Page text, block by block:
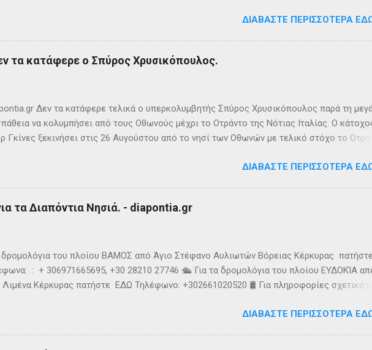
της ονομασία είναι Sazan ή Sazani και η ιταλική της Saseno. Έχει έκταση περίπου 6
από την αρχαιότητα. Ο Πολύβιος την αναφέρει σε ένα «επεισόδιο» του πολέμου
την αναφέρει πρώτο...
ΔΙΑΒΆΣΤΕ ΠΕΡΙΣΣΌΤΕΡΑ
τα κατάφερε ο Σπύρος Χρυσικόπουλος.
Δεν τα κατάφερε τελικά ο υπερκολυμβητής Σπύρος Χρυσικόπουλος παρά τη
να κολυμπήσει από τους Οθωνούς μέχρι το Οτράντο της Νότιας Ιταλίας. Ο
Γκίνες ξεκινήσει στις 26 Αυγούστου από το νησί των Οθωνών με τελικό στόχο το
Τη νύχτα ένα κοπάδι μεδουσών τον έβαλε στόχο, η θάλασσα αγρίεψε και οι
τη προσπάθεια. 👉 Ακολουθήστε μας στο Instagram 👉 Ακολουθήστε μας στο
ΔΙΑΒΆΣΤΕ ΠΕΡΙΣΣΌΤΕΡΑ
τα Διαπόντια Νησιά. - diapontia.gr
του πλοίου ΒΑΜΟΣ από Άγιο Στέφανο Αυλιωτών Βόρειας Κέρκυρας πατήστε
: + 306971665695, +30 28210 27746 🛳️ Για τα δρομολόγια του πλοίου ΕΥΔΟΚΊΑ
Λιμένα Κέρκυρας πατήστε ΕΔΩ Τηλέφωνο: +302661020520 🛢️ Για πληροφορίες σχετικά με
👉Ακολουθήστε μας στο Facebook και στο Instagram 📬Εγγραφείτε στο
ΔΙΑΒΆΣΤΕ ΠΕΡΙΣΣΌΤΕΡΑ